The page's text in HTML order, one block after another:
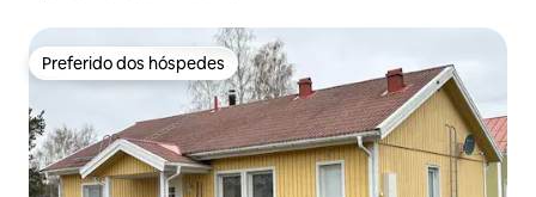
Preferido dos hóspedes
Preferido dos hóspedes